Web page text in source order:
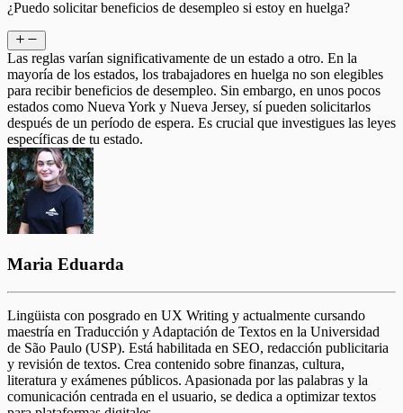
¿Puedo solicitar beneficios de desempleo si estoy en huelga?
Las reglas varían significativamente de un estado a otro. En la
mayoría de los estados, los trabajadores en huelga no son elegibles
para recibir beneficios de desempleo. Sin embargo, en unos pocos
estados como Nueva York y Nueva Jersey, sí pueden solicitarlos
después de un período de espera. Es crucial que investigues las leyes
específicas de tu estado.
Maria Eduarda
Lingüista con posgrado en UX Writing y actualmente cursando
maestría en Traducción y Adaptación de Textos en la Universidad
de São Paulo (USP). Está habilitada en SEO, redacción publicitaria
y revisión de textos. Crea contenido sobre finanzas, cultura,
literatura y exámenes públicos. Apasionada por las palabras y la
comunicación centrada en el usuario, se dedica a optimizar textos